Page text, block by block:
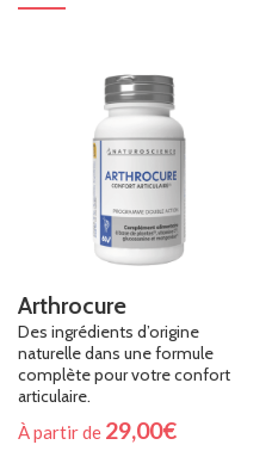
Arthrocure
Des ingrédients d’origine
naturelle dans une formule
complète pour votre confort
articulaire.
À partir de 29,00€